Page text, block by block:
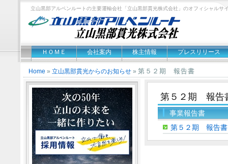
立山黒部アルペンルートの主要運輸会社「立山黒部貫光株式会社」のオフィシャルサ
ＨＯＭＥ 会社案内 株主情報 プレスリリース
Home » 立山黒部貫光からのお知らせ » 第５２期 報告書
第５２期 報告
事業報告書
第５２期 報告書